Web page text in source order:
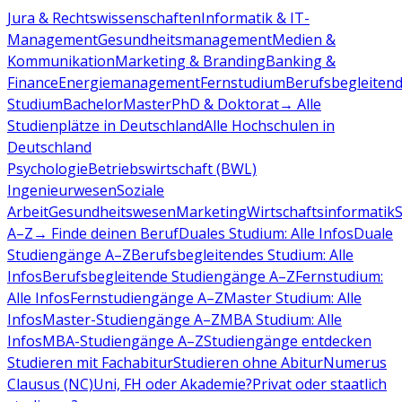
Jura & RechtswissenschaftenInformatik & IT-
ManagementGesundheitsmanagementMedien &
KommunikationMarketing & BrandingBanking &
FinanceEnergiemanagementFernstudiumBerufsbegleitend
StudiumBachelorMasterPhD & Doktorat→ Alle
Studienplätze in DeutschlandAlle Hochschulen in
Deutschland
PsychologieBetriebswirtschaft (BWL)
IngenieurwesenSoziale
ArbeitGesundheitswesenMarketingWirtschaftsinformatik
A–Z→ Finde deinen BerufDuales Studium: Alle InfosDuale
Studiengänge A–ZBerufsbegleitendes Studium: Alle
InfosBerufsbegleitende Studiengänge A–ZFernstudium:
Alle InfosFernstudiengänge A–ZMaster Studium: Alle
InfosMaster-Studiengänge A–ZMBA Studium: Alle
InfosMBA-Studiengänge A–ZStudiengänge entdecken
Studieren mit FachabiturStudieren ohne AbiturNumerus
Clausus (NC)Uni, FH oder Akademie?Privat oder staatlich